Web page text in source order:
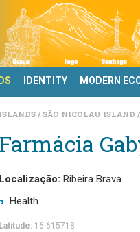
IDENTITY MODERN
ISLANDS SÃO NICOLAU ISLAND
Farmácia
Localização: Ribeira Brava
Health
Latitude: 16.615718